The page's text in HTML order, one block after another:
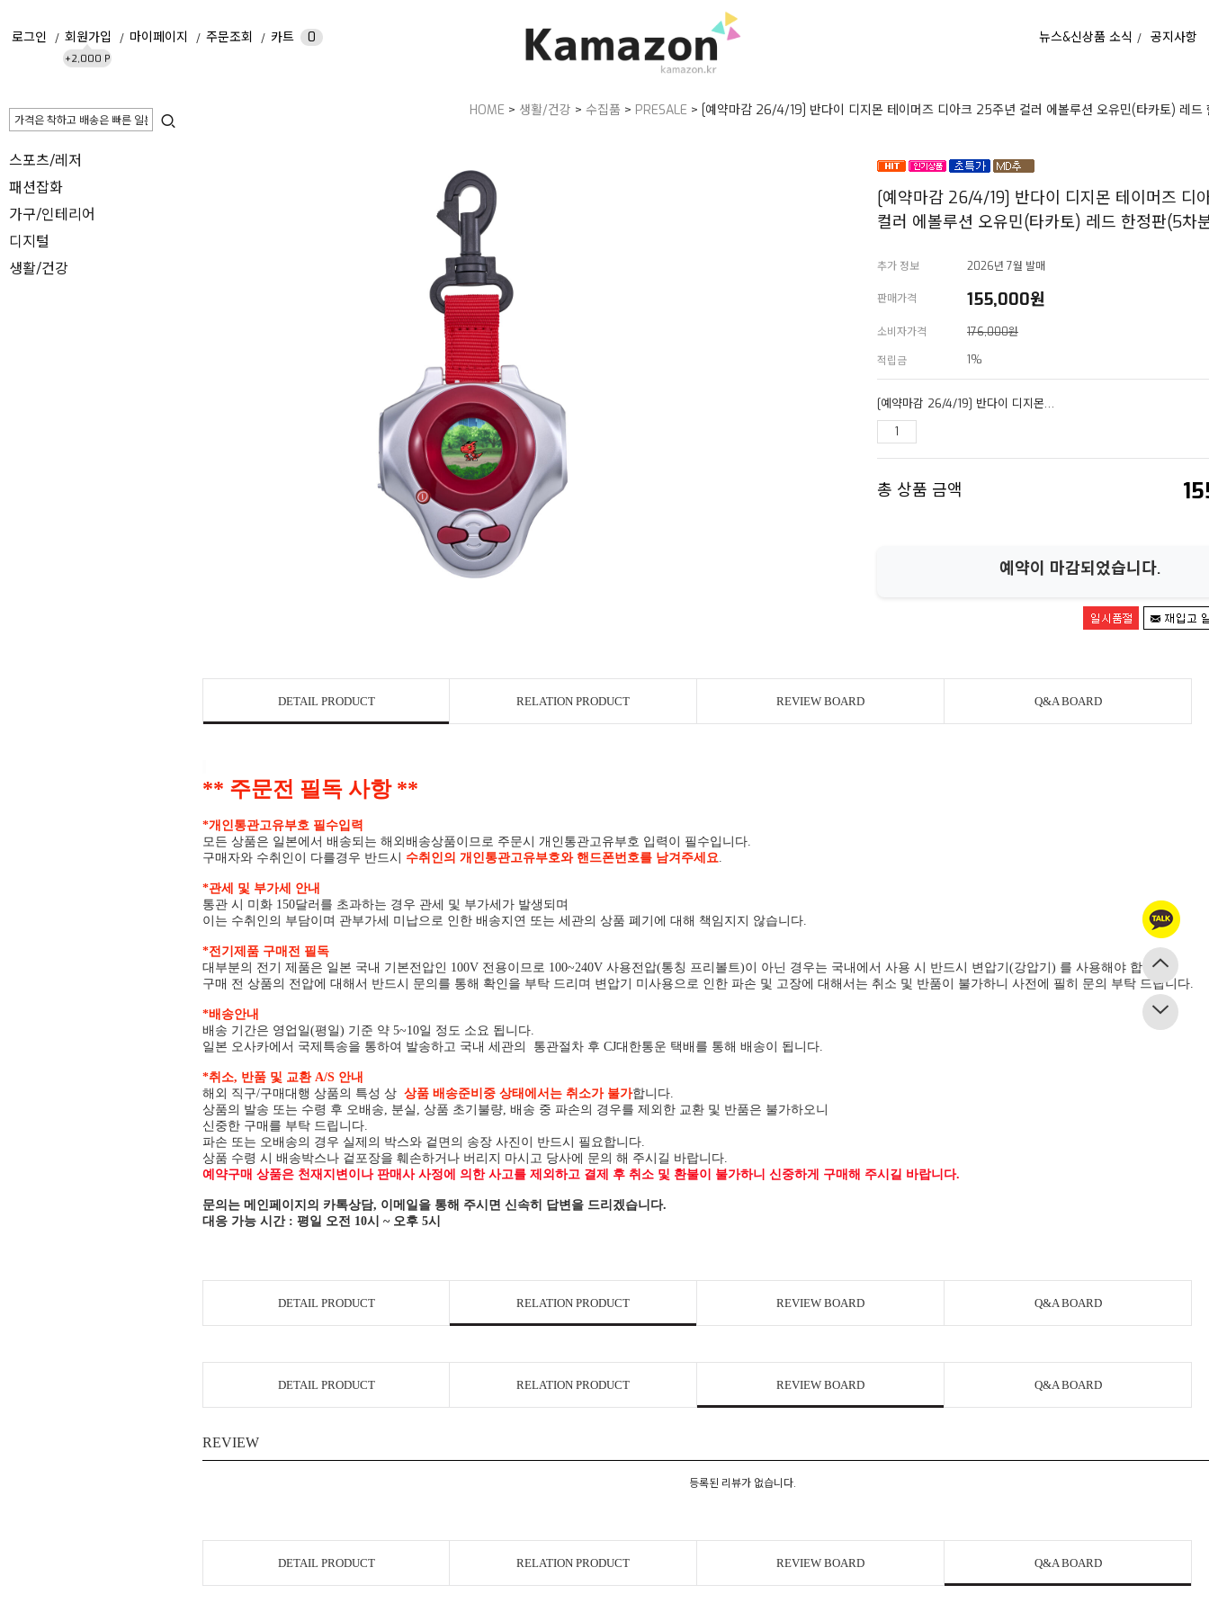
로그인 회원가입
+2,000 P
마이페이지 주문조회 카트 0 뉴스&신상품 소식 공지사항
스포츠/레저
패션잡화
가구/인테리어
디지털
생활/건강
HOME > 생활/건강 > 수집품 > PRESALE > [예약마감 26/4/19] 반다이 디지몬 테이머즈 디아크 25주년 컬러 에볼루션 오유민(타카토) 레드
[예약마감 26/4/19] 반다이 디지몬 테이머즈 디
컬러 에볼루션 오유민(타카토) 레드 한정판(5차
추가 정보 2026년 7월 발매
판매가격 155,000원
소비자가격
176,000원
적립금
1%
[예약마감 26/4/19] 반다이 디지몬 테이머즈 디아크 25주년 컬러 에볼루션 오유민(타카토) 레드 한정판(5차분)
총 상품 금액
예약이 마감되었습니다.
DETAIL PRODUCT RELATION PRODUCT REVIEW BOARD Q&A BOARD
** 주문전 필독 사항 **
*개인통관고유부호 필수입력
모든 상품은 일본에서 배송되는 해외배송상품이므로 주문시 개인통관고유부호 입력이 필수입니다.
구매자와 수취인이 다를경우 반드시 수취인의 개인통관고유부호와 핸드폰번호를 남겨주세요.
*관세 및 부가세 안내
통관 시 미화 150달러를 초과하는 경우 관세 및 부가세가 발생되며
이는 수취인의 부담이며 관부가세 미납으로 인한 배송지연 또는 세관의 상품 폐기에 대해 책임지지 않습니다.
*전기제품 구매전 필독
대부분의 전기 제품은 일본 국내 기본전압인 100V 전용이므로 100~240V 사용전압(통칭 프리볼트)이 아닌 경우는 국내에서 사용 시 반드시 변압기(강압기) 를 사용해야 합니다.
구매 전 상품의 전압에 대해서 반드시 문의를 통해 확인을 부탁 드리며 변압기 미사용으로 인한 파손 및 고장에 대해서는 취소 및 반품이 불가하니 사전에 필히 문의 부탁 드립니다.
*배송안내
배송 기간은 영업일(평일) 기준 약 5~10일 정도 소요 됩니다.
일본 오사카에서 국제특송을 통하여 발송하고 국내 세관의 통관절차 후 CJ대한통운 택배를 통해 배송이 됩니다.
*취소, 반품 및 교환 A/S 안내
해외 직구/구매대행 상품의 특성 상 상품 배송준비중 상태에서는 취소가 불가합니다.
상품의 발송 또는 수령 후 오배송, 분실, 상품 초기불량, 배송 중 파손의 경우를 제외한 교환 및 반품은 불가하오니
신중한 구매를 부탁 드립니다.
파손 또는 오배송의 경우 실제의 박스와 겉면의 송장 사진이 반드시 필요합니다.
상품 수령 시 배송박스나 겉포장을 훼손하거나 버리지 마시고 당사에 문의 해 주시길 바랍니다.
예약구매 상품은 천재지변이나 판매사 사정에 의한 사고를 제외하고 결제 후 취소 및 환불이 불가하니 신중하게 구매해 주시길 바랍니다.
문의는 메인페이지의 카톡상담, 이메일을 통해 주시면 신속히 답변을 드리겠습니다.
대응 가능 시간 : 평일 오전 10시 ~ 오후 5시
DETAIL PRODUCT RELATION PRODUCT REVIEW BOARD Q&A BOARD
DETAIL PRODUCT RELATION PRODUCT REVIEW BOARD Q&A BOARD
REVIEW
등록된 리뷰가 없습니다.
DETAIL PRODUCT RELATION PRODUCT REVIEW BOARD Q&A BOARD